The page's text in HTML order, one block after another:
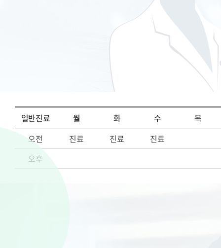
일반진료 월 화 수
목
오전
진료 진료
진료
오후